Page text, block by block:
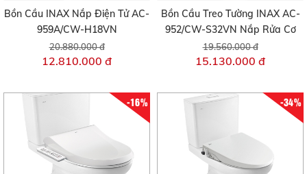
Bồn Cầu INAX Nắp Điện Tử AC-
959A/CW-H18VN
20.880.000 đ
12.810.000 đ
Bồn Cầu Treo Tường INAX AC-
952/CW-S32VN Nắp Rửa Cơ
19.560.000 đ
15.130.000 đ
-16% -34%